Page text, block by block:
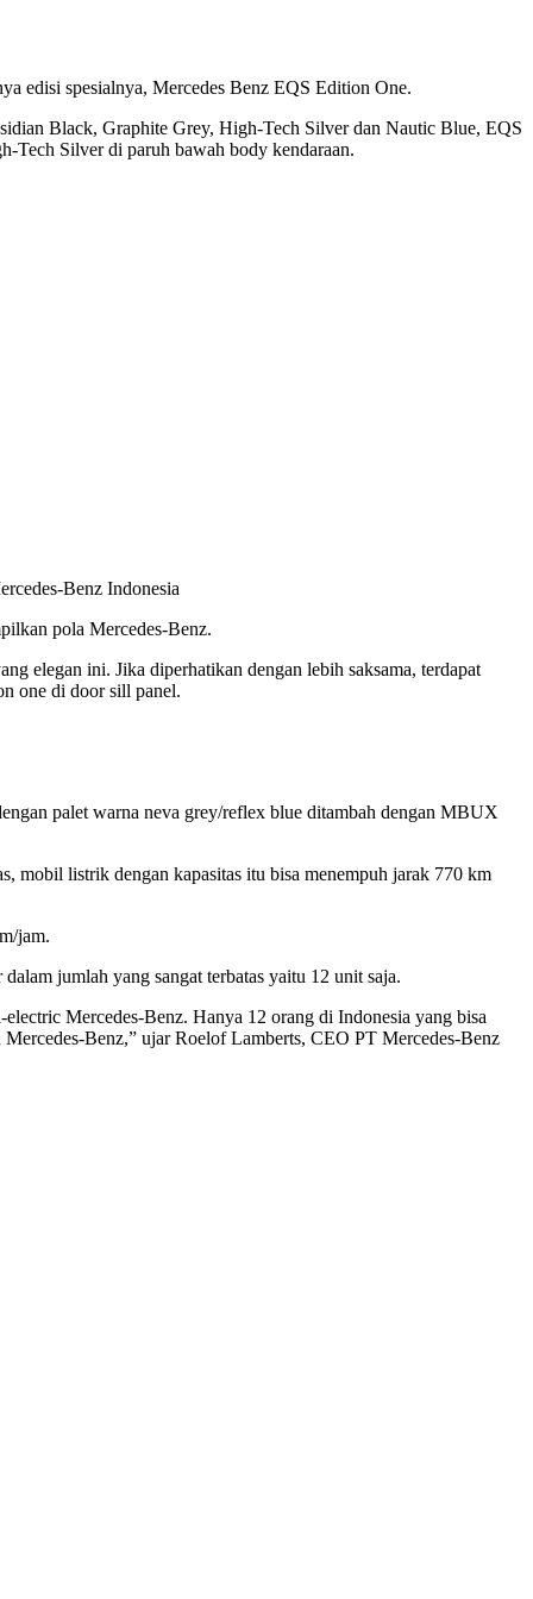
edisi spesialnya, Mercedes Benz EQS Edition One.
Black, Graphite Grey, High-Tech Silver dan Nautic Blue, EQS
Tech Silver di paruh bawah body kendaraan.
Benz Indonesia
pola Mercedes-Benz.
elegan ini. Jika diperhatikan dengan lebih saksama, terdapat
one di door sill panel.
palet warna neva grey/reflex blue ditambah dengan MBUX
mobil listrik dengan kapasitas itu bisa menempuh jarak 770 km
jam.
jumlah yang sangat terbatas yaitu 12 unit saja.
Mercedes-Benz. Hanya 12 orang di Indonesia yang bisa
Benz,” ujar Roelof Lamberts, CEO PT Mercedes-Benz